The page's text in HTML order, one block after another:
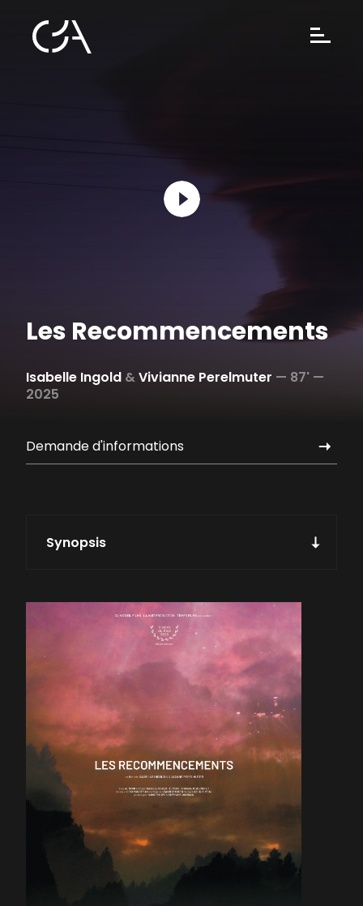
Les Recommencements
Isabelle Ingold &Vivianne Perelmuter — 87' —
2025
Demande d'informations
Synopsis